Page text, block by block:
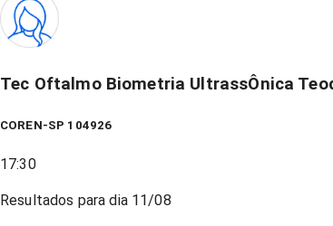
Tec Oftalmo Biometria UltrassÔnica
COREN-SP 104926
17:30
Resultados para dia 11/08